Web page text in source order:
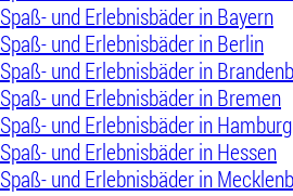
Spaß- und Erlebnisbäder in Bayern
Spaß- und Erlebnisbäder in Berlin
Spaß- und Erlebnisbäder in
Spaß- und Erlebnisbäder in Bremen
Spaß- und Erlebnisbäder in Hamburg
Spaß- und Erlebnisbäder in Hessen
Spaß- und Erlebnisbäder in